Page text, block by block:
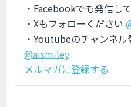
・Facebookでも発信し
・Xもフォローください
・Youtubeのチャンネ
@aismiley
メルマガに登録する